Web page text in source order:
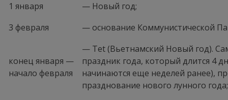
1 января
— Новый год;
3 февраля
— основание Коммунистической
конец января —
начало февраля
— Tet (Вьетнамский Новый год).
праздник года, который длится 4
начинаются еще неделей ранее),
празднование нового лунного года;